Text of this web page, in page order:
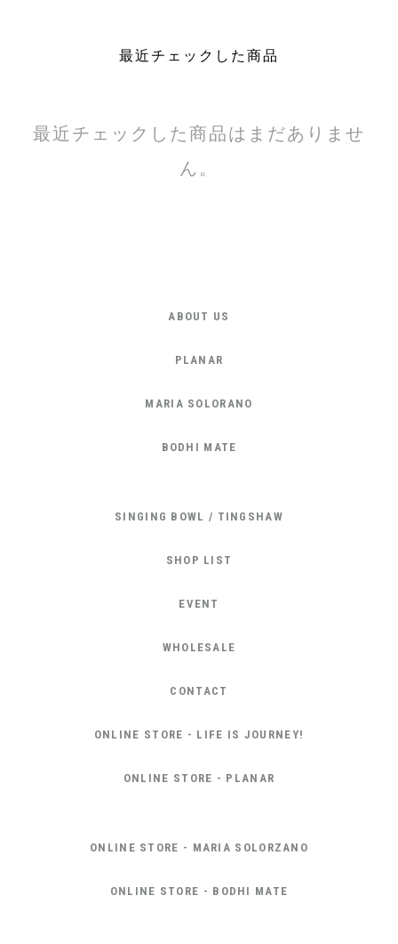
最近チェックした商品
最近チェックした商品はまだありませ
ん。
ABOUT US
PLANAR
MARIA SOLORANO
BODHI MATE
SINGING BOWL / TINGSHAW
SHOP LIST
EVENT
WHOLESALE
CONTACT
ONLINE STORE - LIFE IS JOURNEY!
ONLINE STORE - PLANAR
ONLINE STORE - MARIA SOLORZANO
ONLINE STORE - BODHI MATE